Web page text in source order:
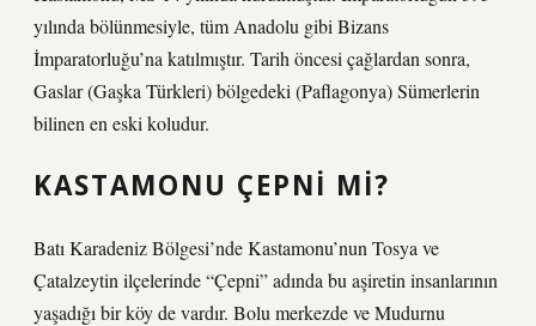
yılında bölünmesiyle, tüm Anadolu gibi Bizans
İmparatorluğu’na katılmıştır. Tarih öncesi çağlardan sonra,
Gaslar (Gaşka Türkleri) bölgedeki (Paflagonya) Sümerlerin
bilinen en eski koludur.
KASTAMONU ÇEPNI MI?
Batı Karadeniz Bölgesi’nde Kastamonu’nun Tosya ve
Çatalzeytin ilçelerinde “Çepni” adında bu aşiretin insanlarının
yaşadığı bir köy de vardır. Bolu merkezde ve Mudurnu